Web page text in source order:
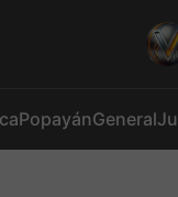
PopayánGeneral